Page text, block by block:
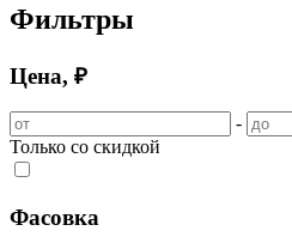
Фильтры
Цена, ₽
-
Только со скидкой
Фасовка